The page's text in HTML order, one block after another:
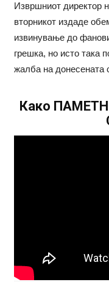
Извршниот директор
вторникот издаде
извинување до
грешка, но исто така
жалба на донесената
Како